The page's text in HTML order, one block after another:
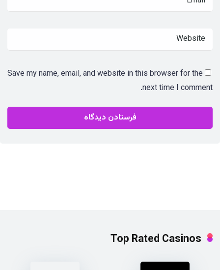
Save my name, email, and website in this browser for the
next time I comment.
Top Rated Casinos